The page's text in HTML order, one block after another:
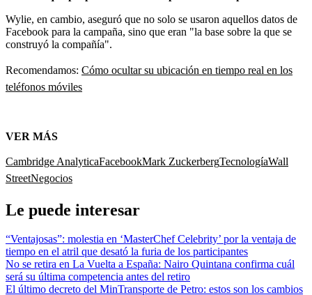
Wylie, en cambio, aseguró que no solo se usaron aquellos datos de
Facebook para la campaña, sino que eran "la base sobre la que se
construyó la compañía".
Recomendamos: Cómo ocultar su ubicación en tiempo real en los
teléfonos móviles
VER MÁS
Cambridge AnalyticaFacebookMark ZuckerbergTecnologíaWall
StreetNegocios
Le puede interesar
“Ventajosas”: molestia en ‘MasterChef Celebrity’ por la ventaja de
tiempo en el atril que desató la furia de los participantes
No se retira en La Vuelta a España: Nairo Quintana confirma cuál
será su última competencia antes del retiro
El último decreto del MinTransporte de Petro: estos son los cambios